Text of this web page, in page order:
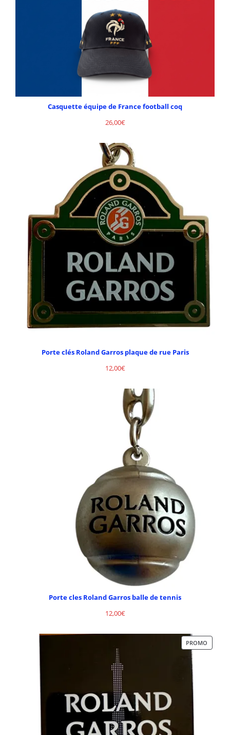
Casquette équipe de France football coq
26,00€
Porte clés Roland Garros plaque de rue Paris
12,00€
Porte cles Roland Garros balle de tennis
12,00€
PROMO